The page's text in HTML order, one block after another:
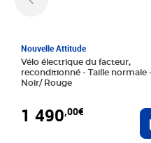
Nouvelle Attitude
Vélo électrique du facteur,
reconditionné - Taille normale -
Noir/ Rouge
1 490,00€